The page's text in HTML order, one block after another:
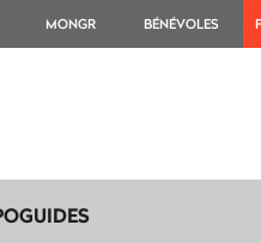
MONGR BÉNÉVOLES